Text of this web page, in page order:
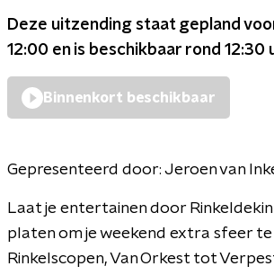
Deze uitzending staat gepland
12:00 en is beschikbaar rond 12:30
Binnenkort beschikbaar
Gepresenteerd door: Jeroen van
Laat je entertainen door
platen om je weekend extra sfeer
Rinkelscopen, Van Orkest tot